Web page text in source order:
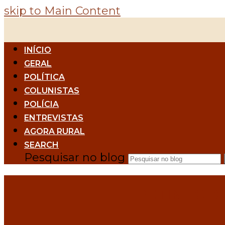
skip to Main Content
INÍCIO
GERAL
POLÍTICA
COLUNISTAS
POLÍCIA
ENTREVISTAS
AGORA RURAL
SEARCH
Pesquisar no blog